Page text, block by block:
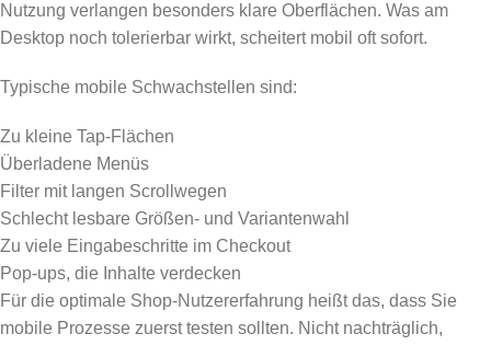
Nutzung verlangen besonders klare Oberflächen. Was am
Desktop noch tolerierbar wirkt, scheitert mobil oft sofort.
Typische mobile Schwachstellen sind:
Zu kleine Tap-Flächen
Überladene Menüs
Filter mit langen Scrollwegen
Schlecht lesbare Größen- und Variantenwahl
Zu viele Eingabeschritte im Checkout
Pop-ups, die Inhalte verdecken
Für die optimale Shop-Nutzererfahrung heißt das, dass Sie
mobile Prozesse zuerst testen sollten. Nicht nachträglich,